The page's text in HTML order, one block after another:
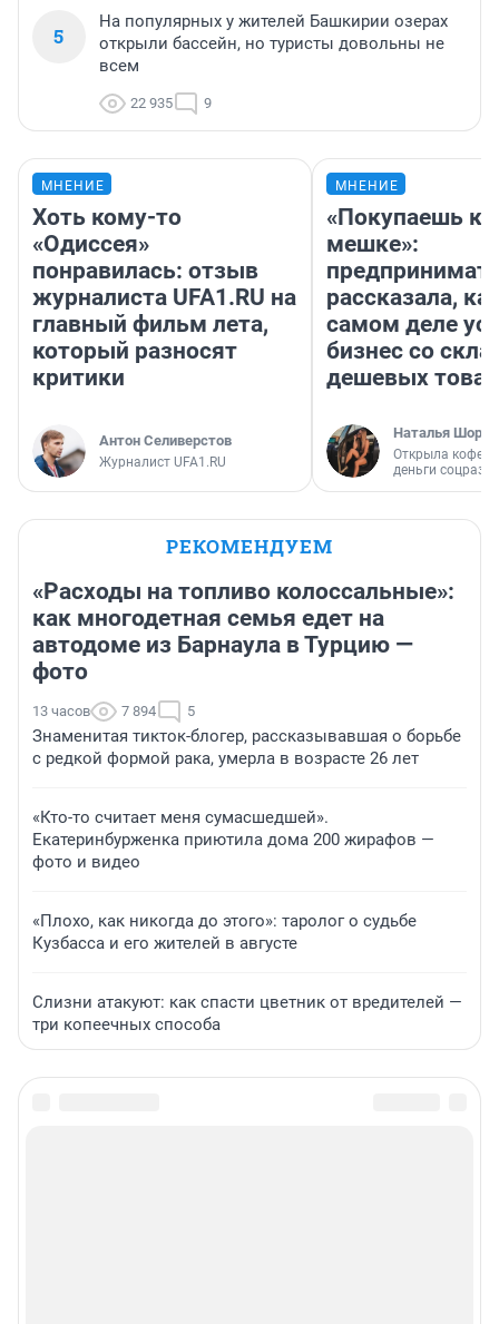
5
На популярных у жителей Башкирии озерах
открыли бассейн, но туристы довольны не
всем
22 935 9
МНЕНИЕ
Хоть кому-то
«Одиссея»
понравилась: отзыв
журналиста UFA1.RU на
главный фильм лета,
который разносят
критики
Антон Селиверстов
Журналист UFA1.RU
МНЕНИЕ
«Покупаешь
мешке»:
рассказала,
самом деле
бизнес со
дешевых
Наталья
Открыла
деньги
РЕКОМЕНДУЕМ
«Расходы на топливо колоссальные»:
как многодетная семья едет на
автодоме из Барнаула в Турцию —
фото
13 часов 7 894 5
Знаменитая тикток-блогер, рассказывавшая о борьбе
с редкой формой рака, умерла в возрасте 26 лет
«Кто-то считает меня сумасшедшей».
Екатеринбурженка приютила дома 200 жирафов —
фото и видео
«Плохо, как никогда до этого»: таролог о судьбе
Кузбасса и его жителей в августе
Слизни атакуют: как спасти цветник от вредителей —
три копеечных способа